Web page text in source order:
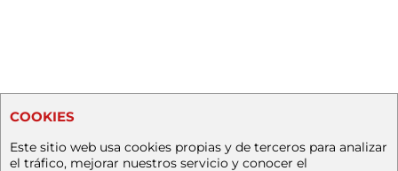
COOKIES
Este sitio web usa cookies propias y de terceros para analizar
el tráfico, mejorar nuestros servicio y conocer el